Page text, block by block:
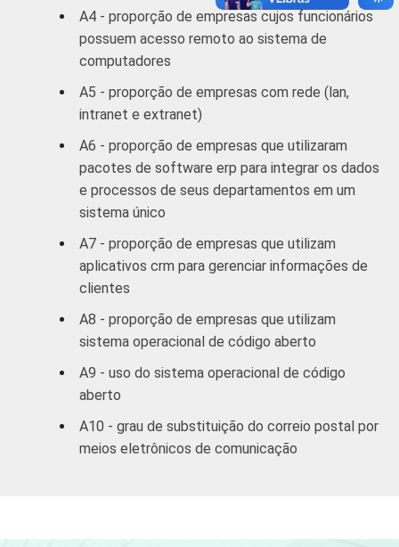
imobiliárias,
aluguéis e
empresas
94
Outros
coletivos
sociais e
89
1Base: 3.500 empresas com 10 ou mais
funcionários, que constituem os seguintes
segmentos da CNAE 1.0: seção D, F, G, H, I, K
e a seção O sem os grupos 90 e 91.
de 2008.
2A categoria "O - Outros serviços coletivos,
sociais e pessoais" não reúne os grupos 90-
Limpeza urbana e esgoto e Atividades
A4 - proporção de empresas cujos funcionários
possuem acesso remoto ao sistema de
computadores
A5 - proporção de empresas com rede (lan,
intranet e extranet)
A6 - proporção de empresas que utilizaram
pacotes de software erp para integrar os dados
e processos de seus departamentos em um
sistema único
A7 - proporção de empresas que utilizam
aplicativos crm para gerenciar informações de
clientes
A8 - proporção de empresas que utilizam
sistema operacional de código aberto
A9 - uso do sistema operacional de código
aberto
A10 - grau de substituição do correio postal por
meios eletrônicos de comunicação